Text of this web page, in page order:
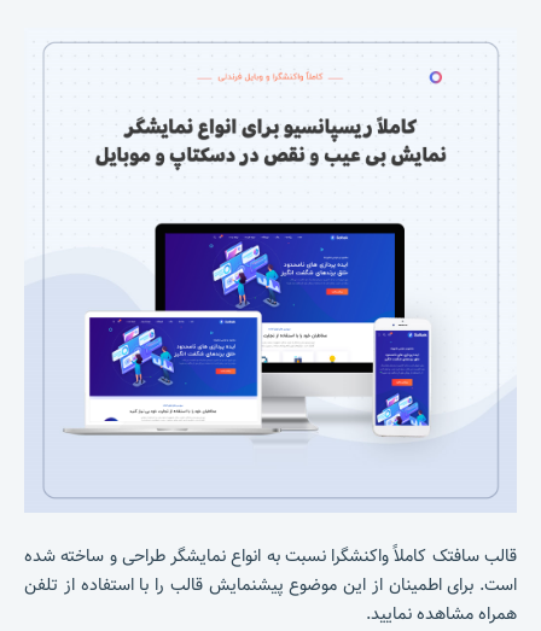
قالب سافتک کاملاً واکنشگرا نسبت به انواع نمایشگر طراحی و ساخته شده
است. برای اطمینان از این موضوع پیشنمایش قالب را با استفاده از تلفن
همراه مشاهده نمایید.